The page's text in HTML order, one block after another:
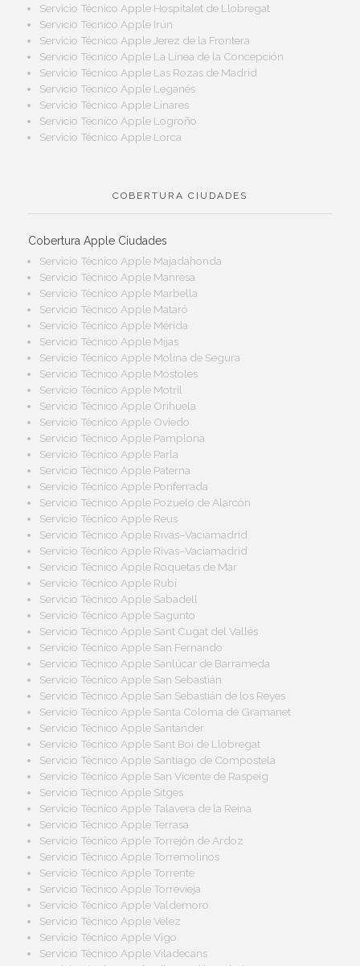
Servicio Técnico Apple Hospitalet de Llobregat
Servicio Técnico Apple Irún
Servicio Técnico Apple Jerez de la Frontera
Servicio Técnico Apple La Línea de la Concepción
Servicio Técnico Apple Las Rozas de Madrid
Servicio Técnico Apple Leganés
Servicio Técnico Apple Linares
Servicio Técnico Apple Logroño
Servicio Técnico Apple Lorca
COBERTURA CIUDADES
Cobertura Apple Ciudades
Servicio Técnico Apple Majadahonda
Servicio Técnico Apple Manresa
Servicio Técnico Apple Marbella
Servicio Técnico Apple Mataró
Servicio Técnico Apple Mérida
Servicio Técnico Apple Mijas
Servicio Técnico Apple Molina de Segura
Servicio Técnico Apple Móstoles
Servicio Técnico Apple Motril
Servicio Técnico Apple Orihuela
Servicio Técnico Apple Oviedo
Servicio Técnico Apple Pamplona
Servicio Técnico Apple Parla
Servicio Técnico Apple Paterna
Servicio Técnico Apple Ponferrada
Servicio Técnico Apple Pozuelo de Alarcón
Servicio Técnico Apple Reus
Servicio Técnico Apple Rivas–Vaciamadrid
Servicio Técnico Apple Rivas–Vaciamadrid
Servicio Técnico Apple Roquetas de Mar
Servicio Técnico Apple Rubí
Servicio Técnico Apple Sabadell
Servicio Técnico Apple Sagunto
Servicio Técnico Apple Sant Cugat del Vallés
Servicio Técnico Apple San Fernando
Servicio Técnico Apple Sanlúcar de Barrameda
Servicio Técnico Apple San Sebastián
Servicio Técnico Apple San Sebastián de los Reyes
Servicio Técnico Apple Santa Coloma de Gramanet
Servicio Técnico Apple Santander
Servicio Técnico Apple Sant Boi de Llobregat
Servicio Técnico Apple Santiago de Compostela
Servicio Técnico Apple San Vicente de Raspeig
Servicio Técnico Apple Sitges
Servicio Técnico Apple Talavera de la Reina
Servicio Técnico Apple Terrasa
Servicio Técnico Apple Torrejón de Ardoz
Servicio Técnico Apple Torremolinos
Servicio Técnico Apple Torrente
Servicio Técnico Apple Torrevieja
Servicio Técnico Apple Valdemoro
Servicio Técnico Apple Vélez
Servicio Técnico Apple Vigo
Servicio Técnico Apple Viladecans